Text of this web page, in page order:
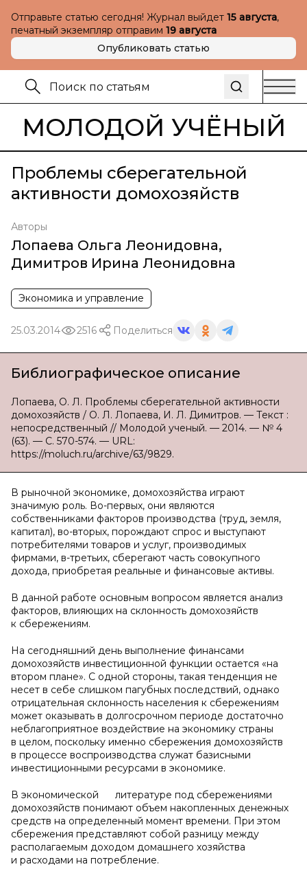
Отправьте статью сегодня! Журнал выйдет 15 августа,
печатный экземпляр отправим 19 августа
Опубликовать статью
МОЛОДОЙ УЧЁНЫЙ
Проблемы сберегательной
активности домохозяйств
Авторы
Лопаева Ольга Леонидовна,
Димитров Ирина Леонидовна
Экономика и управление
25.03.2014 2516 Поделиться
Библиографическое описание
Лопаева, О. Л. Проблемы сберегательной активности
домохозяйств / О. Л. Лопаева, И. Л. Димитров. — Текст :
непосредственный // Молодой ученый. — 2014. — № 4
(63). — С. 570-574. — URL:
https://moluch.ru/archive/63/9829.
В рыночной экономике, домохозяйства играют
значимую роль. Во-первых, они являются
собственниками факторов производства (труд, земля,
капитал), во-вторых, порождают спрос и выступают
потребителями товаров и услуг, производимых
фирмами, в-третьих, сберегают часть совокупного
дохода, приобретая реальные и финансовые активы.
В данной работе основным вопросом является анализ
факторов, влияющих на склонность домохозяйств
к сбережениям.
На сегодняшний день выполнение финансами
домохозяйств инвестиционной функции остается «на
втором плане». С одной стороны, такая тенденция не
несет в себе слишком пагубных последствий, однако
отрицательная склонность населения к сбережениям
может оказывать в долгосрочном периоде достаточно
неблагоприятное воздействие на экономику страны
в целом, поскольку именно сбережения домохозяйств
в процессе воспроизводства служат базисными
инвестиционными ресурсами в экономике.
В экономической литературе под сбережениями
домохозяйств понимают объем накопленных денежных
средств на определенный момент времени. При этом
сбережения представляют собой разницу между
располагаемым доходом домашнего хозяйства
и расходами на потребление.